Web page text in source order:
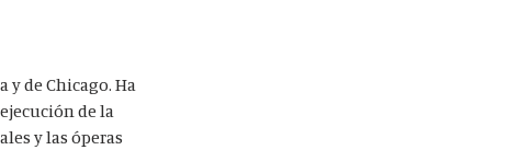
de Chicago. Ha
de la
y las óperas